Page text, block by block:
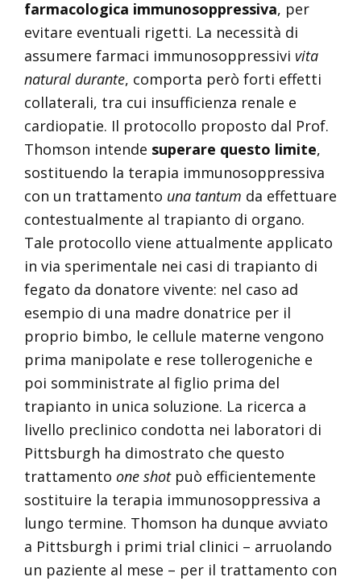
farmacologica immunosoppressiva, per
evitare eventuali rigetti. La necessità di
assumere farmaci immunosoppressivi vita
natural durante, comporta però forti effetti
collaterali, tra cui insufficienza renale e
cardiopatie. Il protocollo proposto dal Prof.
Thomson intende superare questo limite,
sostituendo la terapia immunosoppressiva
con un trattamento una tantum da effettuare
contestualmente al trapianto di organo.
Tale protocollo viene attualmente applicato
in via sperimentale nei casi di trapianto di
fegato da donatore vivente: nel caso ad
esempio di una madre donatrice per il
proprio bimbo, le cellule materne vengono
prima manipolate e rese tollerogeniche e
poi somministrate al figlio prima del
trapianto in unica soluzione. La ricerca a
livello preclinico condotta nei laboratori di
Pittsburgh ha dimostrato che questo
trattamento one shotpuò efficientemente
sostituire la terapia immunosoppressiva a
lungo termine. Thomson ha dunque avviato
a Pittsburgh i primi trial clinici – arruolando
un paziente al mese – per il trattamento con